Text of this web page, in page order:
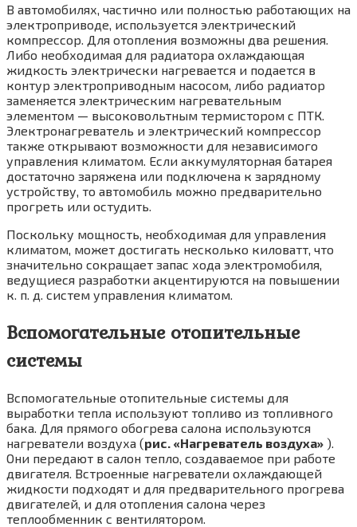
В автомобилях, частично или полностью ра­ботающих на
электроприводе, используется электрический
компрессор. Для отопления возможны два решения.
Либо необходимая для радиатора охлаждающая
жидкость элек­трически нагревается и подается в
контур электроприводным насосом, либо радиатор
заменяется электрическим нагревательным
элементом — высоковольтным термистором с ПТК.
Электронагреватель и электрический компрессор
также открывают возможности для независимого
управления климатом. Если аккумуляторная батарея
достаточно заряжена или подключена к зарядному
устройству, то автомобиль можно предварительно
прогреть или остудить.
Поскольку мощность, необходимая для управления
климатом, может достигать не­сколько киловатт, что
значительно сокращает запас хода электромобиля,
ведущиеся раз­работки акцентируются на повышении
к. п. д. систем управления климатом.
Вспомогательные отопительные
системы
Вспомогательные отопительные системы для
выработки тепла используют топливо из то­пливного
бака. Для прямого обогрева салона используются
нагреватели воздуха (рис. «Нагреватель воздуха» ).
Они передают в салон тепло, создаваемое при работе
двигателя. Встроенные нагрева­тели охлаждающей
жидкости подходят и для предварительного прогрева
двигателей, и для отопления салона через
теплообменник с вентилятором.